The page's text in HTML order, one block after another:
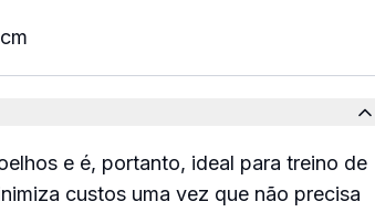
e é, portanto, ideal para treino de
custos uma vez que não precisa